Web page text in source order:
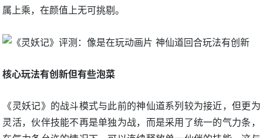
属上乘，在颜值上无可挑剔。
核心玩法有创新但有些泡菜
《灵妖记》的战斗模式与此前的神仙道系列较为接近，但更为
灵活，伙伴技能不再是单独为战，而是采用了统一的气力条，